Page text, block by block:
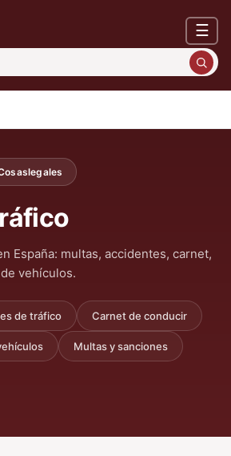
☰
España: multas, accidentes, carnet,
vehículos.
de tráfico Carnet de conducir
Multas y sanciones